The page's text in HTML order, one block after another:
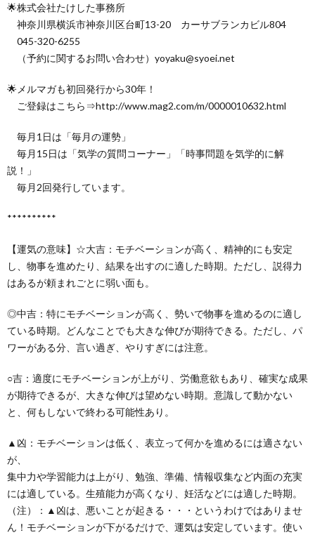
🌟株式会社たけした事務所
神奈川県横浜市神奈川区台町13-20 カーサブランカビル804
045-320-6255
（予約に関するお問い合わせ）yoyaku@syoei.net
🌟メルマガも初回発行から30年！
ご登録はこちら⇒http://www.mag2.com/m/0000010632.html
毎月1日は「毎月の運勢」
毎月15日は「気学の質問コーナー」「時事問題を気学的に解
説！」
毎月2回発行しています。
**********
【運気の意味】☆大吉：モチベーションが高く、精神的にも安定
し、物事を進めたり、結果を出すのに適した時期。ただし、説得力
はあるが頼まれごとに弱い面も。
◎中吉：特にモチベーションが高く、勢いで物事を進めるのに適し
ている時期。どんなことでも大きな伸びが期待できる。ただし、パ
ワーがある分、言い過ぎ、やりすぎには注意。
○吉：適度にモチベーションが上がり、労働意欲もあり、確実な成果
が期待できるが、大きな伸びは望めない時期。意識して動かない
と、何もしないで終わる可能性あり。
▲凶：モチベーションは低く、表立って何かを進めるには適さない
が、
集中力や学習能力は上がり、勉強、準備、情報収集など内面の充実
には適している。生殖能力が高くなり、妊活などには適した時期。
（注）：▲凶は、悪いことが起きる・・・というわけではありませ
ん！モチベーションが下がるだけで、運気は安定しています。使い